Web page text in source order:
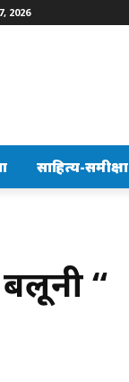
2026
साहित्य-समीक्षा
“